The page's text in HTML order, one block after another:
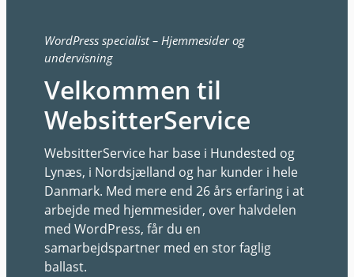
WordPress specialist – Hjemmesider og
undervisning
Velkommen til
WebsitterService
WebsitterService har base i Hundested og
Lynæs, i Nordsjælland og har kunder i hele
Danmark. Med mere end 26 års erfaring i at
arbejde med hjemmesider, over halvdelen
med WordPress, får du en
samarbejdspartner med en stor faglig
ballast.